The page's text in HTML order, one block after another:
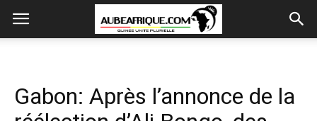
Gabon: Après l’annonce de la